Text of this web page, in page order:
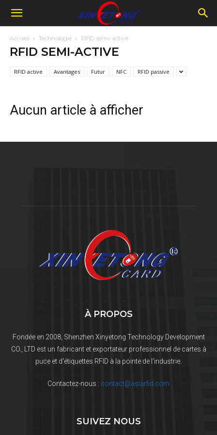
Accueil Technologie RFID semi-active
RFID SEMI-ACTIVE
RFID active Avantages Futur NFC RFID passive
Aucun article à afficher
À PROPOS
Fondée en 2008, Shenzhen Xinyetong Technology Development
CO., LTD est un fabricant et exportateur professionnel de cartes à
puce et d'étiquettes RFID à la pointe de l'industrie.
Contactez-nous : contact@asiarfid.com
SUIVEZ NOUS